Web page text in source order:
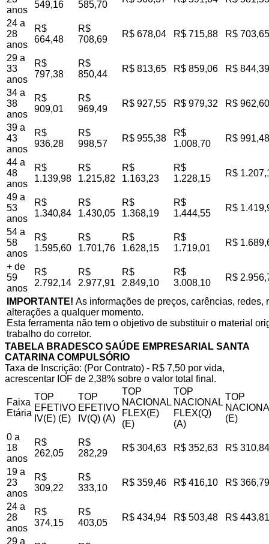
anos
549,16
585,70
24 a
28
anos
R$
664,48
R$
708,69
R$ 678,04 R$ 715,88 R$ 703,65
29 a
33
anos
R$
797,38
R$
850,44
R$ 813,65 R$ 859,06 R$ 844,39
34 a
38
anos
R$
909,01
R$
969,49
R$ 927,55 R$ 979,32 R$ 962,60
39 a
43
anos
R$
936,28
R$
998,57
R$ 955,38
R$
1.008,70
R$ 991,48
44 a
48
anos
R$
1.139,98
R$
1.215,82
R$
1.163,23
R$
1.228,15
R$
49 a
53
anos
R$
1.340,84
R$
1.430,05
R$
1.368,19
R$
1.444,55
R$
54 a
58
anos
R$
1.595,60
R$
1.701,76
R$
1.628,15
R$
1.719,01
R$
+ de
59
anos
R$
2.792,14
R$
2.977,91
R$
2.849,10
R$
3.008,10
R$
IMPORTANTE! As informações de preços, carências,
alterações a qualquer momento.
Esta ferramenta não tem o objetivo de substituir o material
trabalho do corretor.
TABELA BRADESCO SAÚDE EMPRESARIAL SANTA
CATARINA COMPULSÓRIO
Taxa de Inscrição: (Por Contrato) - R$ 7,50 por vida,
acrescentar IOF de 2,38% sobre o valor total final.
Faixa
Etária
TOP
EFETIVO
IV(E) (E)
TOP
EFETIVO
IV(Q) (A)
TOP
NACIONAL
FLEX(E)
(E)
TOP
NACIONAL
FLEX(Q)
(A)
TOP
(E)
0 a
18
anos
R$
262,05
R$
282,29
R$ 304,63 R$ 352,63 R$ 310,84
19 a
23
anos
R$
309,22
R$
333,10
R$ 359,46 R$ 416,10 R$ 366,79
24 a
28
anos
R$
374,15
R$
403,05
R$ 434,94 R$ 503,48 R$ 443,81
29 a